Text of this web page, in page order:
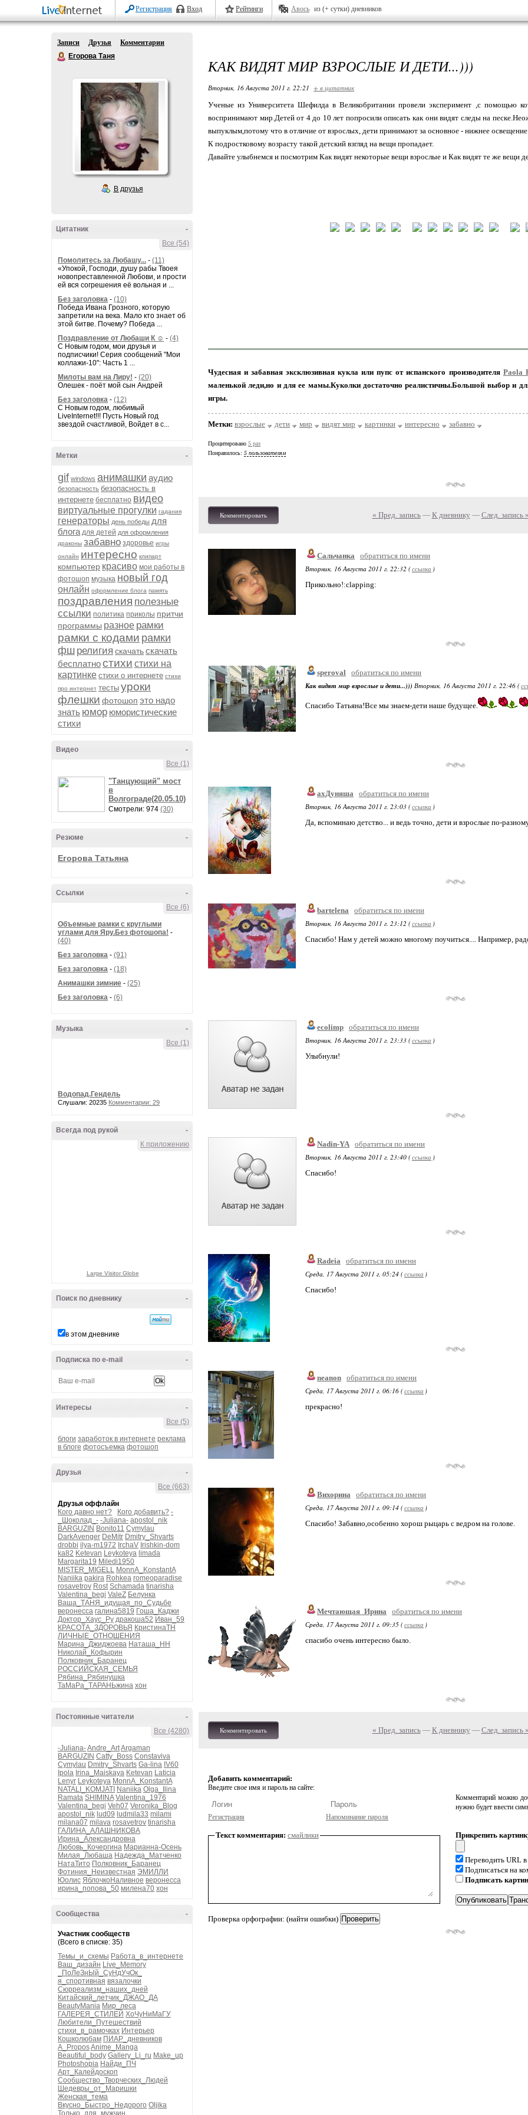
Регистрация Вход Рейтинги Авось из (+ сутки) дневников
Записи Друзья
Комментарии
Егорова Таня
В друзья
-
Цитатник
Все (54)
Помолитесь за Любашу... - (11)
«Упокой, Господи, душу рабы Твоея
новопреставленной Любови, и прости
ей вся согрешения её вольная и ...
Без заголовка - (10)
Победа Ивана Грозного, которую
запретили на века. Мало кто знает об
этой битве. Почему? Победа ...
Поздравление от Любаши К ☺ - (4)
С Новым годом, мои друзья и
подписчики! Серия сообщений "Мои
коллажи-10": Часть 1 ...
Милоты вам на Лиру! - (20)
Олешек - поёт мой сын Андрей
Без заголовка - (12)
С Новым годом, любимый
LiveInternet!!! Пусть Новый год
звездой счастливой, Войдет в с...
-
Метки
gif windows анимашки аудио
безопасность безопасность в
интернете бесплатно видео
виртуальные прогулки гадания
генераторы день победы для
блога для детей для оформления
драконы забавно здоровье игры
онлайн интересно клипарт
компьютер красиво мои работы в
фотошоп музыка новый год
онлайн оформление блога память
поздравления полезные
ссылки политика приколы притчи
программы разное рамки
рамки с кодами рамки
фш религия скачатьскачать
бесплатностихи стихи на
картинке стихи о интернете стихи
про интернет тесты уроки
флешки фотошоп это надо
знать юмор юмористические
стихи
-
Видео
Все (1)
"Танцующий" мост
в
Волгограде(20.05.10)
Смотрели: 974 (30)
-
Резюме
Егорова Татьяна
-
Ссылки
Все (6)
Объемные рамки с круглыми
углами для Яру.Без фотошопа! -
(40)
Без заголовка - (91)
Без заголовка - (18)
Анимашки зимние - (25)
Без заголовка - (6)
-
Музыка
Все (1)
Водопад.Гендель
Слушали: 20235 Комментарии: 29
-
Всегда под рукой
К приложению
Large Visitor Globe
-
Поиск по дневнику
в этом дневнике
-
Подписка по e-mail
-
Интересы
Все (5)
блоги заработок в интернете реклама
в блоге фотосъемка фотошоп
-
Друзья
Все (663)
Друзья оффлайн
Кого давно нет?
Кого добавить? -
_Шоколад_- -Juliana- apostol_nik
BARGUZIN Bonito11 Cymylau
DarkAvenger DeMitr Dmitry_Shvarts
drobbi ilya-m1972 IrchaV Irishkin-dom
ka82 Ketevan Leykoteya limada
Margarita19 Miledi1950
MISTER_MIGELL MonnA_KonstantA
Naniika pakira Rohkea romeoparadise
rosavetrov Rost Schamada tinarisha
Valentina_begi ValeZ Белунка
Ваша_ТАНЯ_идущая_по_Судьбе
веронесса галина5819 Гоша_Каджи
Доктор_Хаус_Ру дракоша52 Иван_59
КРАСОТА_ЗДОРОВЬЯ КристинаТН
ЛИЧНЫЕ_ОТНОШЕНИЯ
Марина_Джиджоева Наташа_НН
Николай_Кофырин
Полковник_Баранец
РОССИЙСКАЯ_СЕМЬЯ
Рябина_Рябинушка
ТаМаРа_ТАРАНЬжина хон
-
Постоянные читатели
Все (4280)
-Juliana-Andre_ArtArgaman
BARGUZIN Catty_Boss Constaviva
Cymylau Dmitry_Shvarts Ga-lina IV60
Ipola Irina_Maiskaya Ketevan Laticia
Lenyr Leykoteya MonnA_KonstantA
NATALI_KOMJATI Naniika Olga_Ilina
Ramata SHIMINA Valentina_1976
Valentina_begi Veh07 Veronika_Blog
apostol_nik lud09 ludmila33 milami
milana07 milava rosavetrov tinarisha
ГАЛИНА_АЛАШНИКОВА
Ирина_Александровна
Любовь_Кочергина Марианна-Осень
Милая_Любаша Надежда_Матченко
НатаТито Полковник_Баранец
Фотиния_Неизвестная ЭМИЛЛИ
Юолис ЯблочкоНаливное веронесса
ирина_попова_50 милена70 хон
-
Сообщества
Участник сообществ
(Всего в списке: 35)
Темы_и_схемы Работа_в_интернете
Ваш_дизайн Live_Memory
_ПоЛеЗнЫй_СуНдУчОк_
я_спортивная вязалочки
Сюрреализм_наших_дней
Китайский_летчик_ДЖАО_ДА
BeautyMania Мир_леса
ГАЛЕРЕЯ_СТИЛЕЙ ХоЧуНиМаГУ
Любители_Путешествий
стихи_в_рамочках Интерьер
Кошколюбам ПИАР_дневников
A_ProposAnime_Manga
Beautiful_body Gallery_Li_ru Make_up
Photoshopia Найди_ПЧ
Арт_Калейдоскоп
Сообщество_Творческих_Людей
Шедевры_от_Маришки
Женская_тема
Вкусно_Быстро_Недорого Oljika
Только_для_мужчин
КАК ВИДЯТ МИР ВЗРОСЛЫЕ И ДЕТИ...)))
Вторник, 16 Августа 2011 г. 22:21 + в цитатник
Ученые из Университета Шефилда в Великобритании провели эксперимент ,с помощью
воспринимают мир.Детей от 4 до 10 лет попросили описать как они видят следы на
выпуклым,потому что в отличие от взрослых, дети принимают за основное - нижнее
К подростковому возрасту такой детский взгляд на вещи пропадает.
Давайте улыбнемся и посмотрим Как видят некоторые вещи взрослые и Как видят те же вещи
Чудесная и забавная эксклюзивная кукла или пупс от испанского производителя Paola
маленькой леди,но и для ее мамы.Куколки достаточно реалистичны.Большой выбор и
игры.
Метки: взрослые дети мир видят мир картинки интересно забавно
Процитировано 5 раз
Понравилось: 5 пользователям
Комментировать « Пред. запись— К дневнику — След. запись »
Сальчанка
обратиться по имени
Вторник, 16 Августа 2011 г. 22:32 (ссылка )
Прикольно!:clapping:
speroval обратиться по имени
Как видят мир взрослые и дети...))) Вторник, 16 Августа 2011 г. 22:46 (
Спасибо Татьяна!Все мы знаем-дети наше будущее.
ахДуняша
обратиться по имени
Вторник, 16 Августа 2011 г. 23:03 (ссылка )
Да, вспоминаю детство... и ведь точно, дети и взрослые по-
bartelena
обратиться по имени
Вторник, 16 Августа 2011 г. 23:12 (ссылка )
Спасибо! Нам у детей можно многому поучиться.... Например,
ecolimp обратиться по имени
Вторник, 16 Августа 2011 г. 23:33 (ссылка )
Улыбнули!
Nadin-YA обратиться по имени
Вторник, 16 Августа 2011 г. 23:40 (ссылка )
Спасибо!
Radeia
обратиться по имени
Среда, 17 Августа 2011 г. 05:24 (ссылка )
Спасибо!
neanon обратиться по имени
Среда, 17 Августа 2011 г. 06:16 (ссылка )
прекрасно!
Вихорина
обратиться по имени
Среда, 17 Августа 2011 г. 09:14 (ссылка )
Спасибо! Забавно,особенно хорош рыцарь с ведром на голове.
Мечтающая_Ирина
обратиться по имени
Среда, 17 Августа 2011 г. 09:35 (ссылка )
спасибо очень интересно было.
Комментировать « Пред. запись— К дневнику — След. запись »
Добавить комментарий:
Введите свое имя и пароль на сайте:
Регистрация Напоминание пароля
Комментарий можно
нужно будет ввести
Текст комментария: смайлики
Проверка орфографии: (найти ошибки)
Прикрепить
Переводить URL
Подписаться на
Подписать